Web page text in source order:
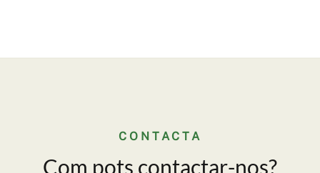
CONTACTA
Com pots contactar-nos?